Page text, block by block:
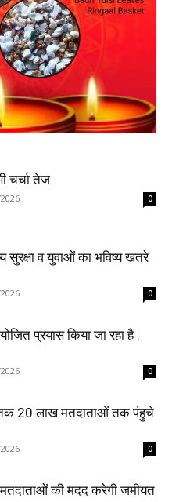
चर्चा तेज
0
सुरक्षा व युवाओं का भविष्य खतरे
0
प्रयास किया जा रहा है :
0
20 लाख मतदाताओं तक पंहुचे
0
की मदद करेगी जमीयत